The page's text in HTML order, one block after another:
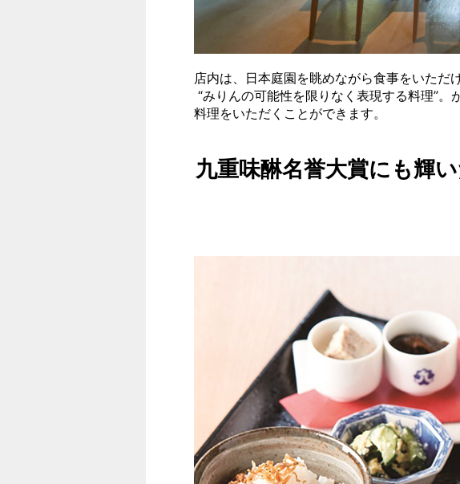
店内は、日本庭園を眺めながら食事をいただ
“みりんの可能性を限りなく表現する料理”
料理をいただくことができます。
九重味醂名誉大賞にも輝